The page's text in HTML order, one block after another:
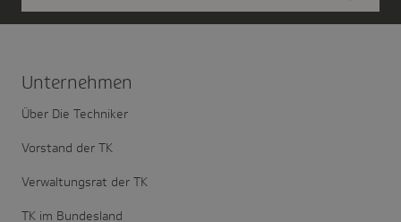
Unter­nehmen
Über Die Techniker
Vorstand der TK
Verwaltungsrat der TK
TK im Bundesland